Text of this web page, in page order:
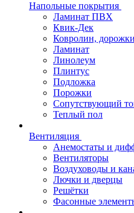
Напольные покрытия
Ламинат ПВХ
Квик-Дек
Ковролин,
Ламинат
Линолеум
Плинтус
Подложка
Порожки
Сопутствующий
Теплый пол
Вентиляция
Анемостаты и
Вентиляторы
Воздуховоды и
Лючки и дверцы
Решётки
Фасонные